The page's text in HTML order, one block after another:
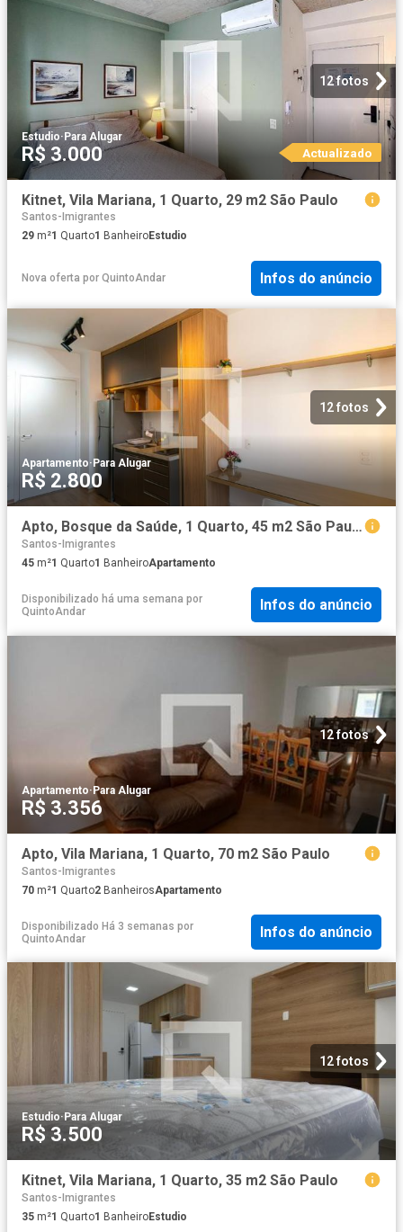
12 fotos
Estudio·Para Alugar
R$ 3.000 Actualizado
Kitnet, Vila Mariana, 1 Quarto, 29 m2 São Paulo
Santos-Imigrantes
29 m²1 Quarto1 BanheiroEstudio
Nova oferta por QuintoAndar Infos do anúncio
12 fotos
Apartamento· Para Alugar
R$ 2.800
Apto, Bosque da Saúde, 1 Quarto, 45 m2 São Paulo
Santos-Imigrantes
45 m²1 Quarto1 BanheiroApartamento
Disponibilizado há uma semana por
QuintoAndar
Infos do anúncio
12 fotos
Apartamento·Para Alugar
R$ 3.356
Apto, Vila Mariana, 1 Quarto, 70 m2 São Paulo
Santos-Imigrantes
70 m²1 Quarto2 BanheirosApartamento
Disponibilizado Há 3 semanas por
QuintoAndar
Infos do anúncio
12 fotos
Estudio· Para Alugar
R$ 3.500
Kitnet, Vila Mariana, 1 Quarto, 35 m2 São Paulo
Santos-Imigrantes
35 m²1 Quarto1 BanheiroEstudio